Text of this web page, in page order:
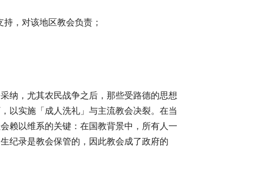
，对该地区教会负责；
纳，尤其农民战争之后，那些受路德的思想
以实施「成人洗礼」与主流教会决裂。在当
赖以维系的关键：在国教背景中，所有人一
纪录是教会保管的，因此教会成了政府的